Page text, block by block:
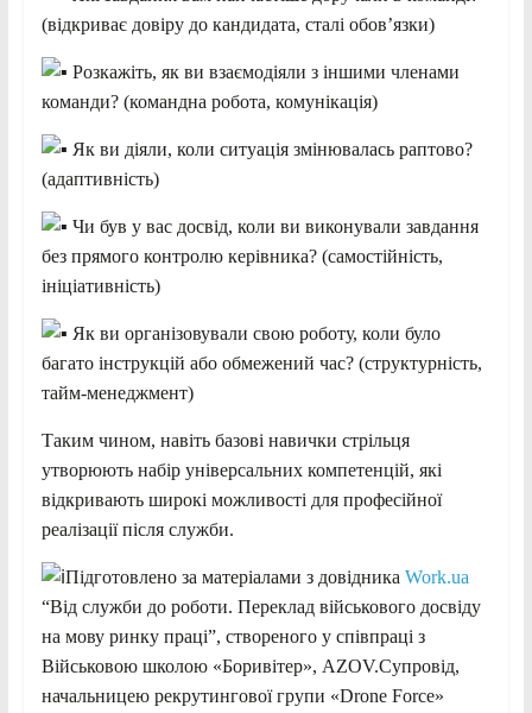
(відкриває довіру до кандидата, сталі обов’язки)
Розкажіть, як ви взаємодіяли з іншими членами
команди? (командна робота, комунікація)
Як ви діяли, коли ситуація змінювалась раптово?
(адаптивність)
Чи був у вас досвід, коли ви виконували завдання
без прямого контролю керівника? (самостійність,
ініціативність)
Як ви організовували свою роботу, коли було
багато інструкцій або обмежений час? (структурність,
тайм-менеджмент)
Таким чином, навіть базові навички стрільця
утворюють набір універсальних компетенцій, які
відкривають широкі можливості для професійної
реалізації після служби.
Підготовлено за матеріалами з довідника Work.ua
“Від служби до роботи. Переклад військового досвіду
на мову ринку праці”, створеного у співпраці з
Військовою школою «Боривітер», AZOV.Супровід,
начальницею рекрутингової групи «Drone Force»